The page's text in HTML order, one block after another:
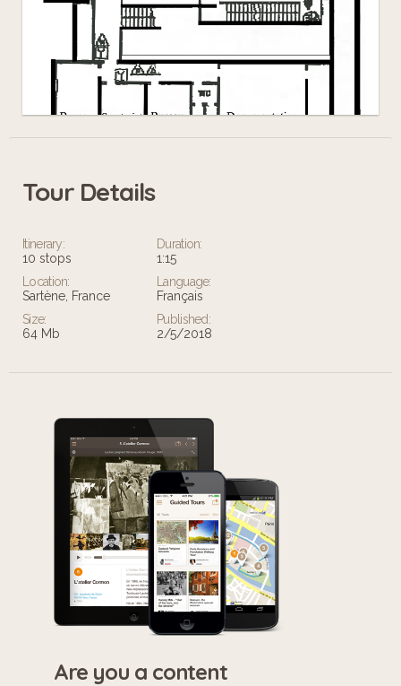
Tour Details
Itinerary:
10 stops
Duration:
1:15
Location:
Sartène, France
Language:
Français
Size:
64 Mb
Published:
2/5/2018
Are you a content